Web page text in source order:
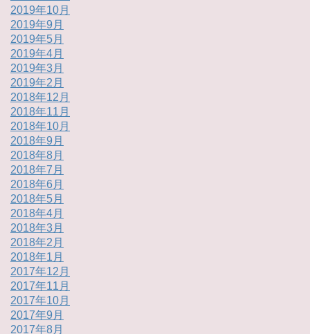
2019年10月
2019年9月
2019年5月
2019年4月
2019年3月
2019年2月
2018年12月
2018年11月
2018年10月
2018年9月
2018年8月
2018年7月
2018年6月
2018年5月
2018年4月
2018年3月
2018年2月
2018年1月
2017年12月
2017年11月
2017年10月
2017年9月
2017年8月